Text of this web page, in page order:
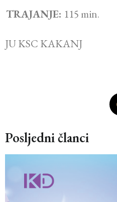
TRAJANJE: 115 min.
JU KSC KAKANJ
Posljedni članci